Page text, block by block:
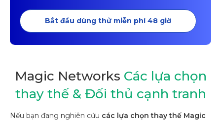
Bắt đầu dùng thử miễn phí 48 giờ
Magic Networks Các lựa chọn
thay thế & Đối thủ cạnh tranh
Nếu bạn đang nghiên cứu các lựa chọn thay thế Magic